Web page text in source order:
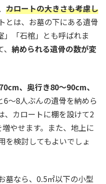
カロートの大きさも考慮し
とは、お墓の下にある遺骨
」「石棺」とも呼ばれま
納められる遺骨の数が変
、奥行き80〜90cm、
6〜8人ぶんの遺骨を納めら
、カロートに棚を設けて2
やせます。また、地上に
を検討してもよいでしょ
墓なら、0.5㎡以下の小型